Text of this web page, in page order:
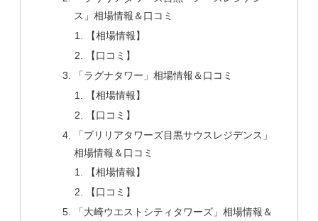
ス」相場情報＆口コミ
【相場情報】
【口コミ】
「ラグナタワー」相場情報＆口コミ
【相場情報】
【口コミ】
「ブリリアタワーズ目黒サウスレジデンス」
相場情報＆口コミ
【相場情報】
【口コミ】
「大崎ウエストシティタワーズ」相場情報＆